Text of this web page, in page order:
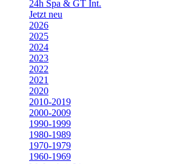
24h Spa & GT Int.
Jetzt neu
2026
2025
2024
2023
2022
2021
2020
2010-2019
2000-2009
1990-1999
1980-1989
1970-1979
1960-1969